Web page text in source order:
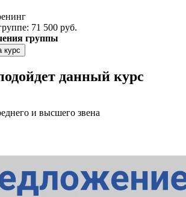
71 500 руб.
группы
курс
данный курс​​
и высшего звена